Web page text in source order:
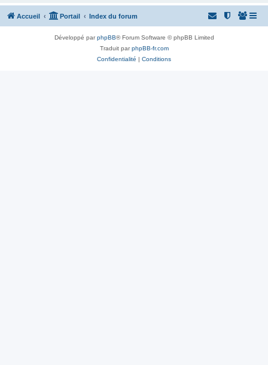
Accueil Portail Index du forum
Développé parphpBB® Forum Software © phpBB Limited
Traduit parphpBB-fr.com
Confidentialité | Conditions